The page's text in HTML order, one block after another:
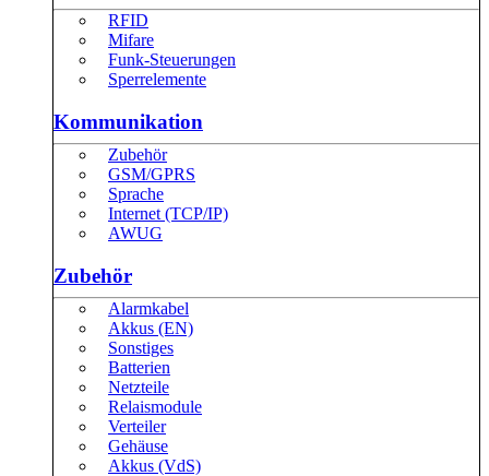
RFID
Mifare
Funk-Steuerungen
Sperrelemente
Kommunikation
Zubehör
GSM/GPRS
Sprache
Internet (TCP/IP)
AWUG
Zubehör
Alarmkabel
Akkus (EN)
Sonstiges
Batterien
Netzteile
Relaismodule
Verteiler
Gehäuse
Akkus (VdS)